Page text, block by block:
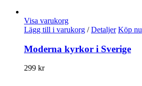
Visa varukorg
Lägg till i varukorg / Detaljer Köp nu
Moderna kyrkor i Sverige
299 kr